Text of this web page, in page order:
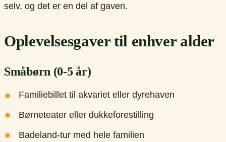
selv, og det er en del af gaven.
Oplevelsesgaver til enhver alder
Småbørn (0-5 år)
Familiebillet til akvariet eller dyrehaven
Børneteater eller dukkeforestilling
Badeland-tur med hele familien